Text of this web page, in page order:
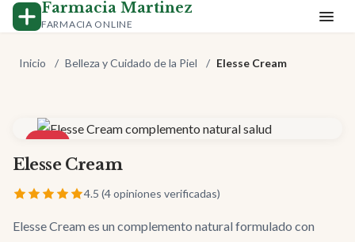
Farmacia Martinez
FARMACIA ONLINE
Inicio / Belleza y Cuidado de la Piel / Elesse Cream
-50%
Elesse Cream
4.5 (4 opiniones verificadas)
Elesse Cream es un complemento natural formulado con